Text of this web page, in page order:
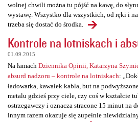
wolnej chwili można tu pójść na kawę, do
wystawę. Wszystko dla wszystkich, od ręki i
trzeba się dostać do środka.
Kontrole na lotniskach i
01.09.2015
Na łamach Dziennika Opinii, Katarzyna
absurd nadzoru – kontrole na lotniskach:
ładowarka, kawałek kabla, but na
metalu gdzieś przy ciele, czy coś w kształcie
ostrzegawczy i oznacza stracone 15 minut na
innym razem okazuje się zupełnie